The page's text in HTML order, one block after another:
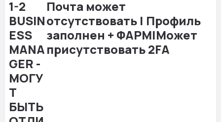
Почта может
отсутствовать | Профиль
заполнен + ФАРМ|Может
присутствовать 2FA